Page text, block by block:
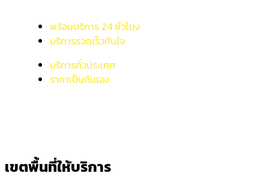
พร้อมบริการ 24 ชั่วโมง
บริการรวดเร็วทันใจ
บริการทั่วประเทศ
ราคาเป็นกันเอง
เขตพื้นที่ให้บริการ